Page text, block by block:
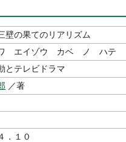
壁の果てのリアリズム
ワ エイゾウ カベ ノ ハテ
とテレビドラマ
／著
．１０